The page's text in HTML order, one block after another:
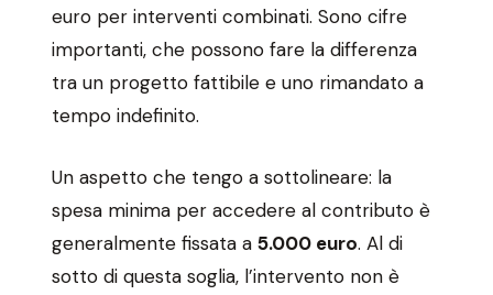
euro per interventi combinati. Sono cifre
importanti, che possono fare la differenza
tra un progetto fattibile e uno rimandato a
tempo indefinito.
Un aspetto che tengo a sottolineare: la
spesa minima per accedere al contributo è
generalmente fissata a 5.000 euro. Al di
sotto di questa soglia, l’intervento non è